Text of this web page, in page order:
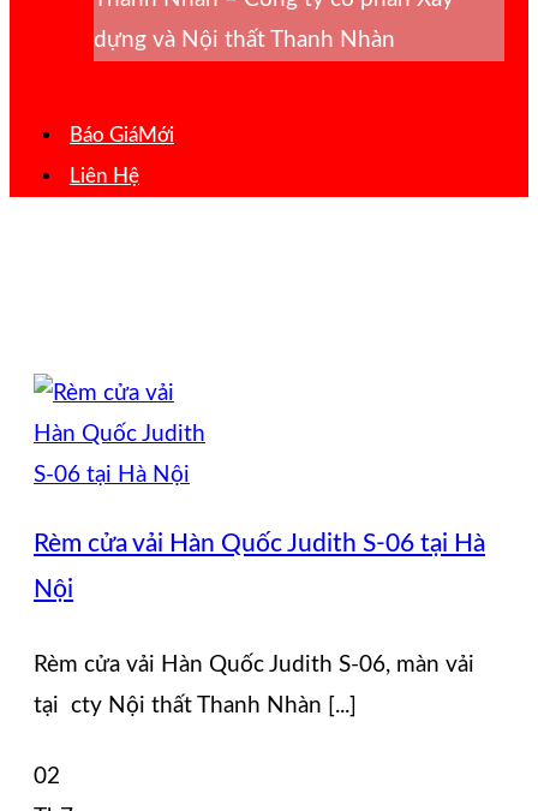
dựng và Nội thất Thanh Nhàn
Báo Giá
Liên Hệ
Rèm cửa vải Hàn Quốc Judith S-06 tại Hà
Nội
Rèm cửa vải Hàn Quốc Judith S-06, màn vải
tại cty Nội thất Thanh Nhàn [...]
02